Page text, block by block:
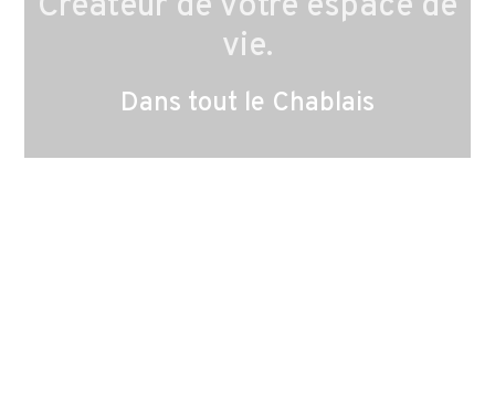
vie.
Dans tout le Chablais